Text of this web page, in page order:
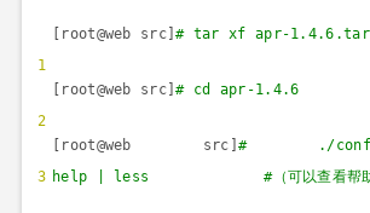
1
2
3
[root@web src]# tar xf apr-
[root@web src]# cd apr-1.4.6
[root@web src] # ./
help | less #（可以查看帮